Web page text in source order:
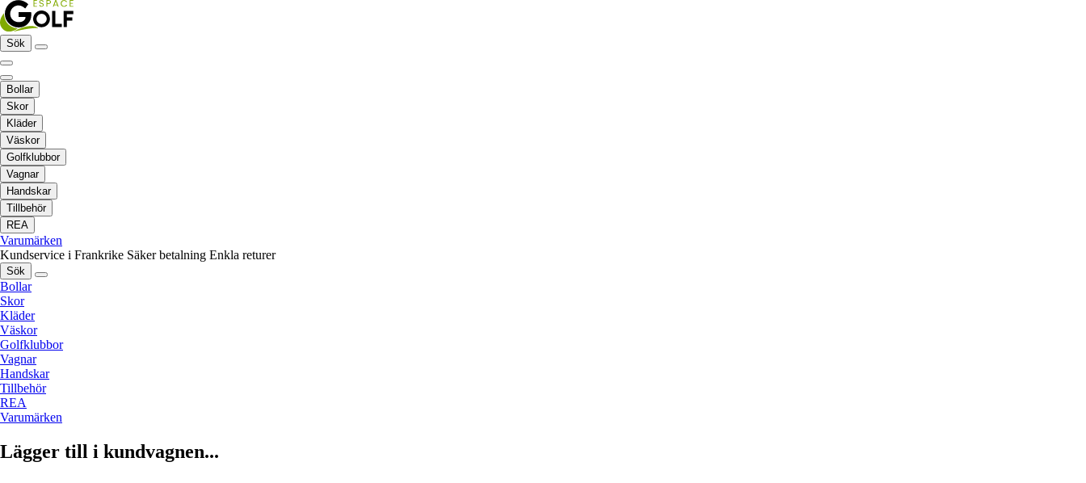
Sök
Bollar
Skor
Kläder
Väskor
Golfklubbor
Vagnar
Handskar
Tillbehör
REA
Varumärken
Kundservice i Frankrike Säker betalning Enkla returer
Sök
Bollar
Skor
Kläder
Väskor
Golfklubbor
Vagnar
Handskar
Tillbehör
REA
Varumärken
Lägger till i kundvagnen...